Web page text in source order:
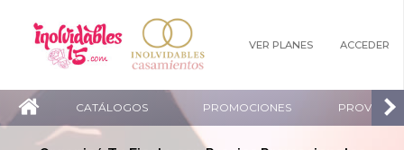
VER PLANES ACCEDER
CATÁLOGOS PROMOCIONES